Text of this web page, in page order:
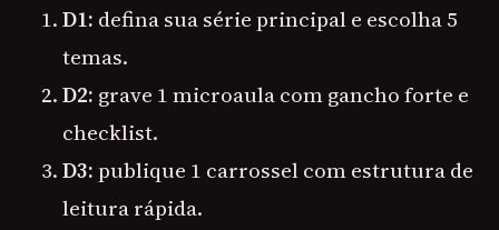
D1: defina sua série principal e escolha 5
temas.
D2: grave 1 microaula com gancho forte e
checklist.
D3:publique 1 carrossel com estrutura de
leitura rápida.